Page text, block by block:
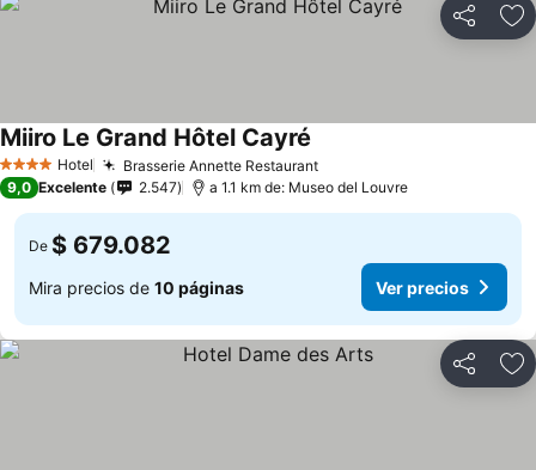
Compartir
4 EstrellasHotel Brasserie Annette RestaurantVer precios
Miiro Le Grand Hôtel Cayré
9,0 Excelente 2.547 a 1.1 km de: Museo del Louvre
De $ 679.082
Mira precios de 10 páginas Ver precios
Compartir